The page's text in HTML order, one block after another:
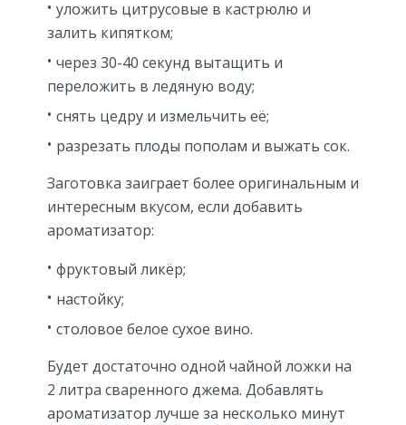
уложить цитрусовые в кастрюлю и
залить кипятком;
через 30-40 секунд вытащить и
переложить в ледяную воду;
снять цедру и измельчить её;
разрезать плоды пополам и выжать сок.
Заготовка заиграет более оригинальным и
интересным вкусом, если добавить
ароматизатор:
фруктовый ликёр;
настойку;
столовое белое сухое вино.
Будет достаточно одной чайной ложки на
2 литра сваренного джема. Добавлять
ароматизатор лучше за несколько минут